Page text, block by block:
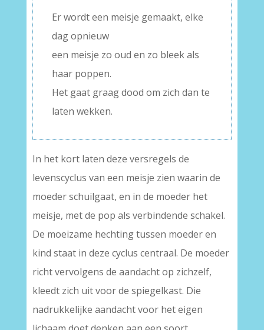
Er wordt een meisje gemaakt, elke
dag opnieuw
een meisje zo oud en zo bleek als
haar poppen.
Het gaat graag dood om zich dan te
laten wekken.
In het kort laten deze versregels de
levenscyclus van een meisje zien waarin de
moeder schuilgaat, en in de moeder het
meisje, met de pop als verbindende schakel.
De moeizame hechting tussen moeder en
kind staat in deze cyclus centraal. De moeder
richt vervolgens de aandacht op zichzelf,
kleedt zich uit voor de spiegelkast. Die
nadrukkelijke aandacht voor het eigen